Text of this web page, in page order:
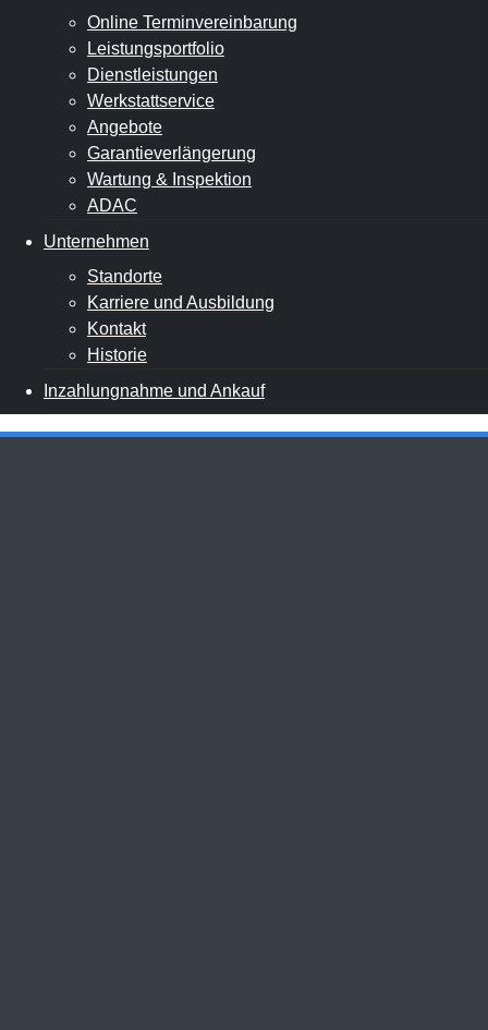
Online Terminvereinbarung
Leistungsportfolio
Dienstleistungen
Werkstattservice
Angebote
Garantieverlängerung
Wartung & Inspektion
ADAC
Unternehmen
Standorte
Karriere und Ausbildung
Kontakt
Historie
Inzahlungnahme und Ankauf